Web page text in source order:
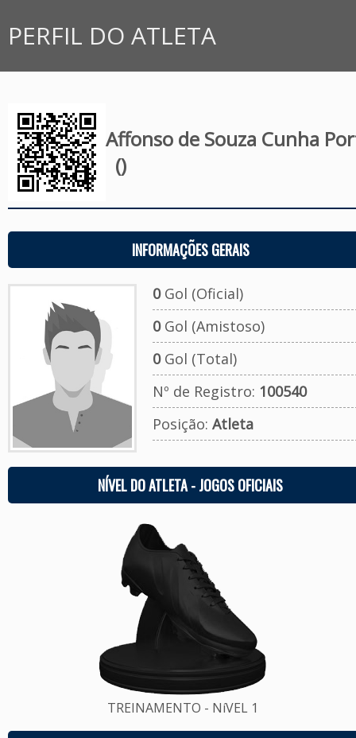
PERFIL DO ATLETA
Affonso de Souza Cunha
()
INFORMAÇÕES GERAIS
0Gol (Oficial)
0Gol (Amistoso)
0Gol (Total)
Nº de Registro: 100540
Posição: Atleta
NÍVEL DO ATLETA - JOGOS OFICIAIS
TREINAMENTO - NíVEL 1